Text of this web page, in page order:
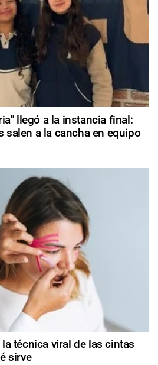
llegó a la instancia final:
salen a la cancha en equipo
técnica viral de las cintas
sirve